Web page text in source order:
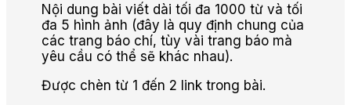
Nội dung bài viết dài tối đa 1000 từ và tối
đa 5 hình ảnh (đây là quy định chung của
các trang báo chí, tùy vài trang báo mà
yêu cầu có thể sẽ khác nhau).
Được chèn từ 1 đến 2 link trong bài.